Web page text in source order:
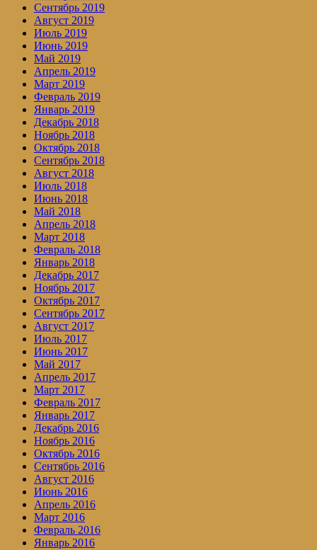
Сентябрь 2019
Август 2019
Июль 2019
Июнь 2019
Май 2019
Апрель 2019
Март 2019
Февраль 2019
Январь 2019
Декабрь 2018
Ноябрь 2018
Октябрь 2018
Сентябрь 2018
Август 2018
Июль 2018
Июнь 2018
Май 2018
Апрель 2018
Март 2018
Февраль 2018
Январь 2018
Декабрь 2017
Ноябрь 2017
Октябрь 2017
Сентябрь 2017
Август 2017
Июль 2017
Июнь 2017
Май 2017
Апрель 2017
Март 2017
Февраль 2017
Январь 2017
Декабрь 2016
Ноябрь 2016
Октябрь 2016
Сентябрь 2016
Август 2016
Июнь 2016
Апрель 2016
Март 2016
Февраль 2016
Январь 2016